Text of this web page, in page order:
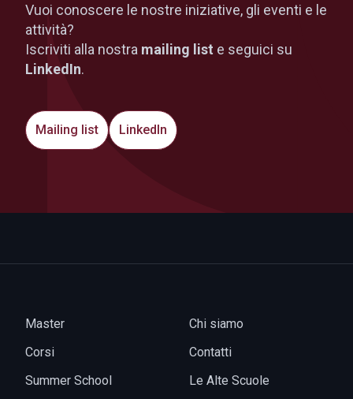
Vuoi conoscere le nostre iniziative, gli eventi e le
attività?
Iscriviti alla nostra mailing list e seguici su
LinkedIn.
Mailing list LinkedIn
Master
Corsi
Summer School
Chi siamo
Contatti
Le Alte Scuole